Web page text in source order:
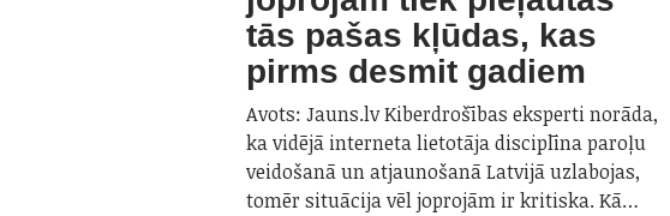
tās pašas kļūdas, kas
pirms desmit gadiem
Avots: Jauns.lv Kiberdrošības eksperti norāda,
ka vidējā interneta lietotāja disciplīna paroļu
veidošanā un atjaunošanā Latvijā uzlabojas,
tomēr situācija vēl joprojām ir kritiska. Kā…